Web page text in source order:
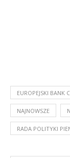
EUROPEJSKI BANK
NAJNOWSZE
RADA POLITYKI